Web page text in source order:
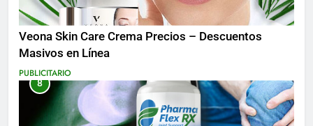
Veona Skin Care Crema Precios – Descuentos
Masivos en Línea
PUBLICITARIO
8